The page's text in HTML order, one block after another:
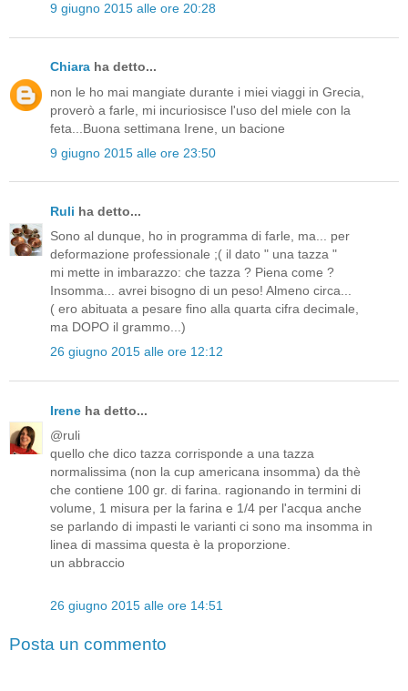
9 giugno 2015 alle ore 20:28
Chiara ha detto...
non le ho mai mangiate durante i miei viaggi in Grecia,
proverò a farle, mi incuriosisce l'uso del miele con la
feta...Buona settimana Irene, un bacione
9 giugno 2015 alle ore 23:50
Ruli ha detto...
Sono al dunque, ho in programma di farle, ma... per
deformazione professionale ;( il dato " una tazza "
mi mette in imbarazzo: che tazza ? Piena come ?
Insomma... avrei bisogno di un peso! Almeno circa...
( ero abituata a pesare fino alla quarta cifra decimale,
ma DOPO il grammo...)
26 giugno 2015 alle ore 12:12
Irene ha detto...
@ruli
quello che dico tazza corrisponde a una tazza
normalissima (non la cup americana insomma) da thè
che contiene 100 gr. di farina. ragionando in termini di
volume, 1 misura per la farina e 1/4 per l'acqua anche
se parlando di impasti le varianti ci sono ma insomma in
linea di massima questa è la proporzione.
un abbraccio
26 giugno 2015 alle ore 14:51
Posta un commento